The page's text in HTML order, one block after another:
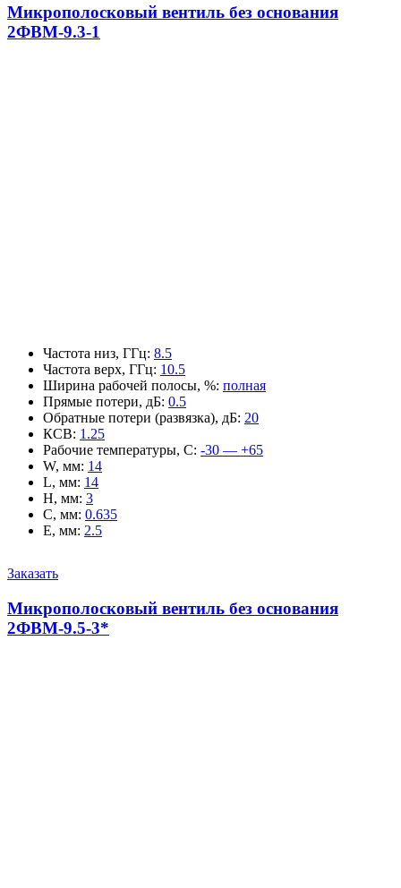
Микрополосковый вентиль без основания
2ФВМ-9.3-1
Частота низ, ГГц: 8.5
Частота верх, ГГц: 10.5
Ширина рабочей полосы, %: полная
Прямые потери, дБ: 0.5
Обратные потери (развязка), дБ: 20
КСВ: 1.25
Рабочие температуры, С: -30 — +65
W, мм: 14
L, мм: 14
H, мм: 3
C, мм: 0.635
E, мм: 2.5
Заказать
Микрополосковый вентиль без основания
2ФВМ-9.5-3*